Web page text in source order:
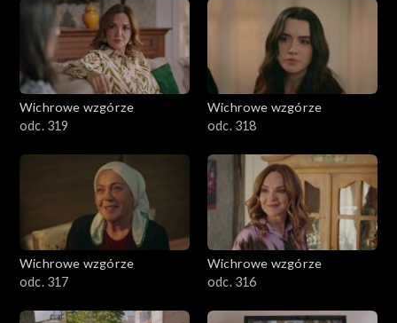
Wichrowe wzgórze
odc. 319
Wichrowe wzgórze
odc. 318
Wichrowe wzgórze
odc. 317
Wichrowe wzgórze
odc. 316